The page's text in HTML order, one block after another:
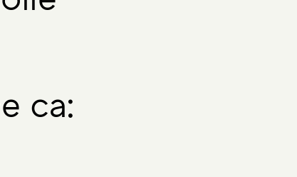
ca: